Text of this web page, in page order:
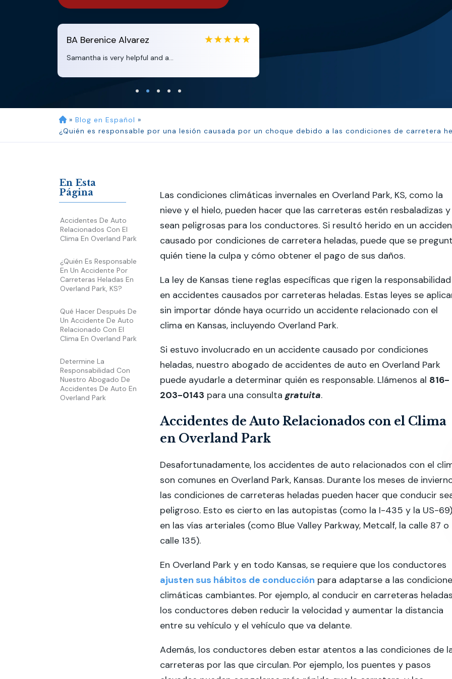
BA Berenice Alvarez
Samantha is very helpful and a... Clara extremely helpful and ve...
» Blog en Español »
¿Quién es responsable por una lesión causada por un choque debido a las condiciones de carretera
En Esta
Página
Accidentes De Auto
Relacionados Con El
Clima En Overland Park
¿Quién Es Responsable
En Un Accidente Por
Carreteras Heladas En
Overland Park, KS?
Qué Hacer Después De
Un Accidente De Auto
Relacionado Con El
Clima En Overland Park
Determine La
Responsabilidad Con
Nuestro Abogado De
Accidentes De Auto En
Overland Park
Las condiciones climáticas invernales en Overland Park, KS, como la
nieve y el hielo, pueden hacer que las carreteras estén resbaladizas y
sean peligrosas para los conductores. Si resultó herido en un
causado por condiciones de carretera heladas, puede que se
quién tiene la culpa y cómo obtener el pago de sus daños.
La ley de Kansas tiene reglas específicas que rigen la responsabilidad
en accidentes causados por carreteras heladas. Estas leyes se
sin importar dónde haya ocurrido un accidente relacionado con el
clima en Kansas, incluyendo Overland Park.
Si estuvo involucrado en un accidente causado por condiciones
heladas, nuestro abogado de accidentes de auto en Overland Park
puede ayudarle a determinar quién es responsable. Llámenos al 816-
203-0143 para una consultagratuita.
Accidentes de Auto Relacionados con el Clima
en Overland Park
Desafortunadamente, los accidentes de auto relacionados con el
son comunes en Overland Park, Kansas. Durante los meses de
las condiciones de carreteras heladas pueden hacer que conducir
peligroso. Esto es cierto en las autopistas (como la I-435 y la US-
en las vías arteriales (como Blue Valley Parkway, Metcalf, la calle 87 o
calle 135).
En Overland Park y en todo Kansas, se requiere que los conductores
ajusten sus hábitos de conducción para adaptarse a las
climáticas cambiantes. Por ejemplo, al conducir en carreteras
los conductores deben reducir la velocidad y aumentar la distancia
entre su vehículo y el vehículo que va delante.
Además, los conductores deben estar atentos a las condiciones de
carreteras por las que circulan. Por ejemplo, los puentes y pasos